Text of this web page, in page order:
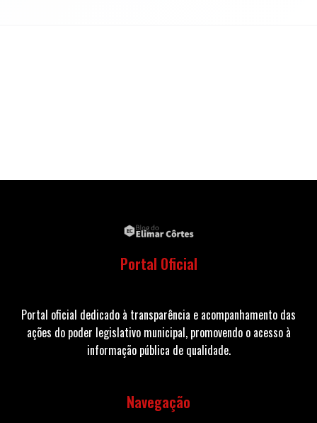
Portal Oficial
Portal oficial dedicado à transparência e acompanhamento das
ações do poder legislativo municipal, promovendo o acesso à
informação pública de qualidade.
Navegação